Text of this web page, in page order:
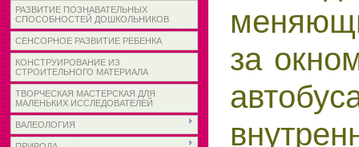
РАЗВИТИЕ ПОЗНАВАТЕЛЬНЫХ
СПОСОБНОСТЕЙ ДОШКОЛЬНИКОВ
СЕНСОРНОЕ РАЗВИТИЕ РЕБЕНКА
КОНСТРУИРОВАНИЕ ИЗ
СТРОИТЕЛЬНОГО МАТЕРИАЛА
ТВОРЧЕСКАЯ МАСТЕРСКАЯ ДЛЯ
МАЛЕНЬКИХ ИССЛЕДОВАТЕЛЕЙ
ВАЛЕОЛОГИЯ
за